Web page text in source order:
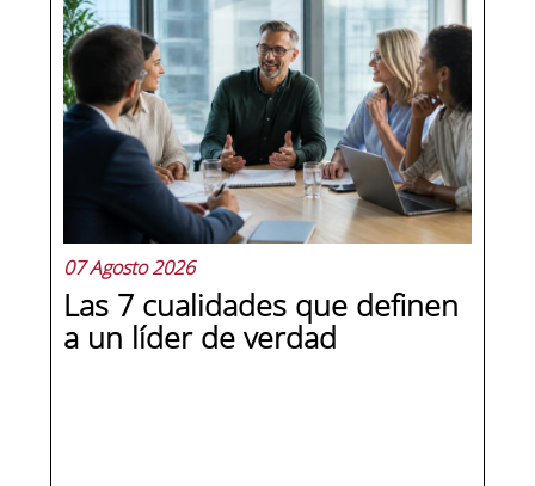
07 Agosto 2026
Las 7 cualidades que definen
a un líder de verdad